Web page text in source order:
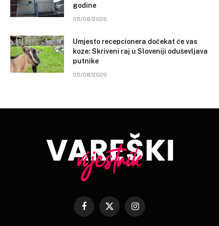
godine
05/08/2026
Umjesto recepcionera dočekat će vas
koze: Skriveni raj u Sloveniji oduševljava
putnike
05/08/2026
Facebook
X
Instagram